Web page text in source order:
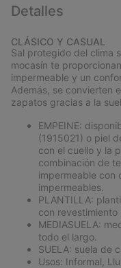
Detalles
CLÁSICO Y CASUAL
Sal protegido del clima
mocasín te
impermeable y un
Además, se convierten
zapatos gracias a la
EMPEINE:
(1915021) o piel
con el cuello y la
combinación de
impermeable con
impermeables.
PLANTILLA:
con revestimiento
MEDIASUELA:
todo el largo.
SUELA: suela de
Usos: Informal,